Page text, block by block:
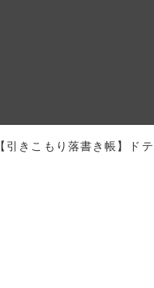
【引きこもり落書き帳】ド